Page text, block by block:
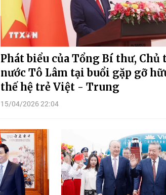
Phát biểu của Tổng Bí thư, Chủ
nước Tô Lâm tại buổi gặp gỡ
thế hệ trẻ Việt - Trung
15/04/2026 22:04